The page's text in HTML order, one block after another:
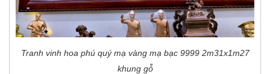
Tranh vinh hoa phú quý mạ vàng mạ bạc 9999 2m31x1m27
khung gỗ